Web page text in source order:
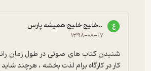
ع عمو خلیج خلیج همیشه پارس
۱۳۹۸-۰۸-۰۷